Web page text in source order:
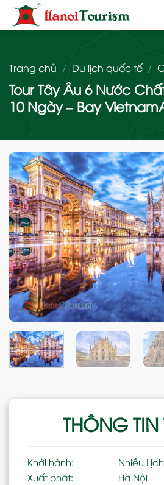
qua
nội
Trang chủ / Du lịch quốc tế /
Tour Tây Âu 6 Nước
10 Ngày – Bay
THÔNG TIN
Khởi hành:
Nhiều Lịch
Xuất phát:
Hà Nội